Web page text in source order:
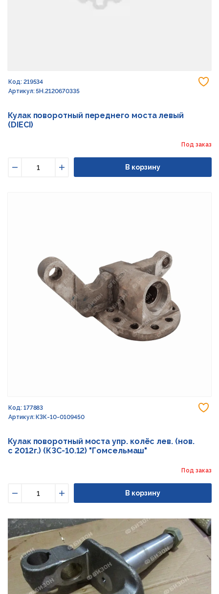
Код: 219534
Артикул: 5H.2120670335
Кулак поворотный переднего моста левый
(DIECI)
Под заказ
Увеличить
В корзину
Код: 177883
Артикул: КЗК-10-0109450
Кулак поворотный моста упр. колёс лев. (нов.
с 2012г.) (КЗС-10.12) "Гомсельмаш"
Под заказ
Увеличить
В корзину